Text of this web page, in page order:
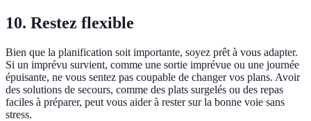
10. Restez flexible
Bien que la planification soit importante, soyez prêt à vous adapter.
Si un imprévu survient, comme une sortie imprévue ou une journée
épuisante, ne vous sentez pas coupable de changer vos plans. Avoir
des solutions de secours, comme des plats surgelés ou des repas
faciles à préparer, peut vous aider à rester sur la bonne voie sans
stress.